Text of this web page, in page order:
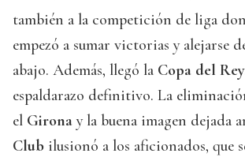
también a la competición de liga
empezó a sumar victorias y alejarse
abajo. Además, llegó la Copa del Rey
espaldarazo definitivo. La
el Girona y la buena imagen dejada
Club ilusionó a los aficionados, que